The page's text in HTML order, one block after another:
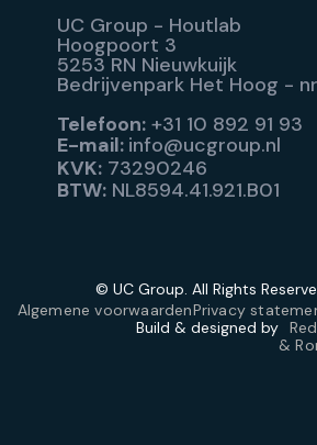
UC Group - Houtlab
Hoogpoort 3
5253 RN Nieuwkuijk
Bedrijvenpark Het Hoog -
Telefoon:+31 10 892 91 93
E-mail: info@ucgroup.nl
KVK:73290246
BTW:NL8594.41.921.B01
© UC Group. All Rights
Algemene voorwaardenPrivacy
Build & designed by
&